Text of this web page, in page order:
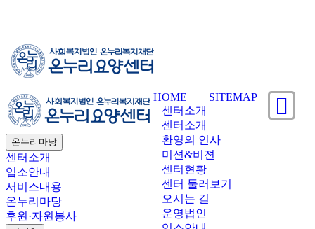
SITEMAP
센터소개
센터소개
환영의 인사
미션&비젼
센터현황
센터 둘러보기
오시는 길
운영법인
HOME
온누리마당
센터소개
입소안내
서비스내용
온누리마당
후원·자원봉사